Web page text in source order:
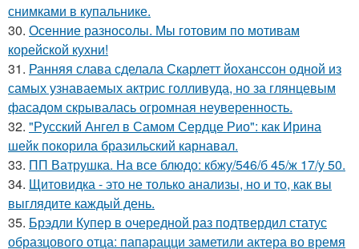
снимками в купальнике.
30. Осенние разносолы. Мы готовим по мотивам
корейской кухни!
31. Ранняя слава сделала Скарлетт йоханссон одной из
самых узнаваемых актрис голливуда, но за глянцевым
фасадом скрывалась огромная неуверенность.
32. "Русский Ангел в Самом Сердце Рио": как Ирина
шейк покорила бразильский карнавал.
33. ПП Ватрушка. На все блюдо: кбжу/546/б 45/ж 17/у 50.
34. Щитовидка - это не только анализы, но и то, как вы
выглядите каждый день.
35. Брэдли Купер в очередной раз подтвердил статус
образцового отца: папарацци заметили актера во время